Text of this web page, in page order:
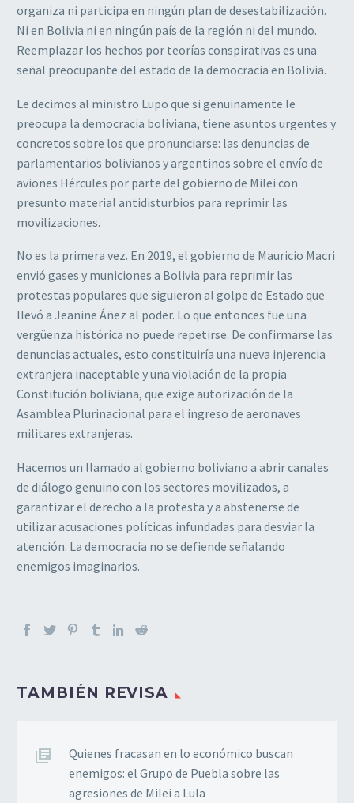
organiza ni participa en ningún plan de desestabilización.
Ni en Bolivia ni en ningún país de la región ni del mundo.
Reemplazar los hechos por teorías conspirativas es una
señal preocupante del estado de la democracia en Bolivia.
Le decimos al ministro Lupo que si genuinamente le
preocupa la democracia boliviana, tiene asuntos urgentes y
concretos sobre los que pronunciarse: las denuncias de
parlamentarios bolivianos y argentinos sobre el envío de
aviones Hércules por parte del gobierno de Milei con
presunto material antidisturbios para reprimir las
movilizaciones.
No es la primera vez. En 2019, el gobierno de Mauricio Macri
envió gases y municiones a Bolivia para reprimir las
protestas populares que siguieron al golpe de Estado que
llevó a Jeanine Áñez al poder. Lo que entonces fue una
vergüenza histórica no puede repetirse. De confirmarse las
denuncias actuales, esto constituiría una nueva injerencia
extranjera inaceptable y una violación de la propia
Constitución boliviana, que exige autorización de la
Asamblea Plurinacional para el ingreso de aeronaves
militares extranjeras.
Hacemos un llamado al gobierno boliviano a abrir canales
de diálogo genuino con los sectores movilizados, a
garantizar el derecho a la protesta y a abstenerse de
utilizar acusaciones políticas infundadas para desviar la
atención. La democracia no se defiende señalando
enemigos imaginarios.
TAMBIÉN REVISA
Quienes fracasan en lo económico buscan
enemigos: el Grupo de Puebla sobre las
agresiones de Milei a Lula